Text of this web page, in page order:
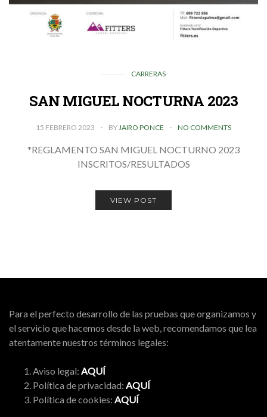
CARRERAS
SAN MIGUEL NOCTURNA 2023
15 FEBRERO 2023 BY JAIRO PONCE NO COMMENTS
*REGLAMENTO SAN MIGUEL NOCTURNO 2023
INSCRITOS/RESULTADOS
VIEW POST
Para el perfecto desarrollo de las pruebas que organizamos y
el servicio que hacemos desde la web, recomendamos que lea
atentamente nuestros términos legales:
Aviso legal: AQUÍ
Política de privacidad: AQUÍ
Política de cookies: AQUÍ